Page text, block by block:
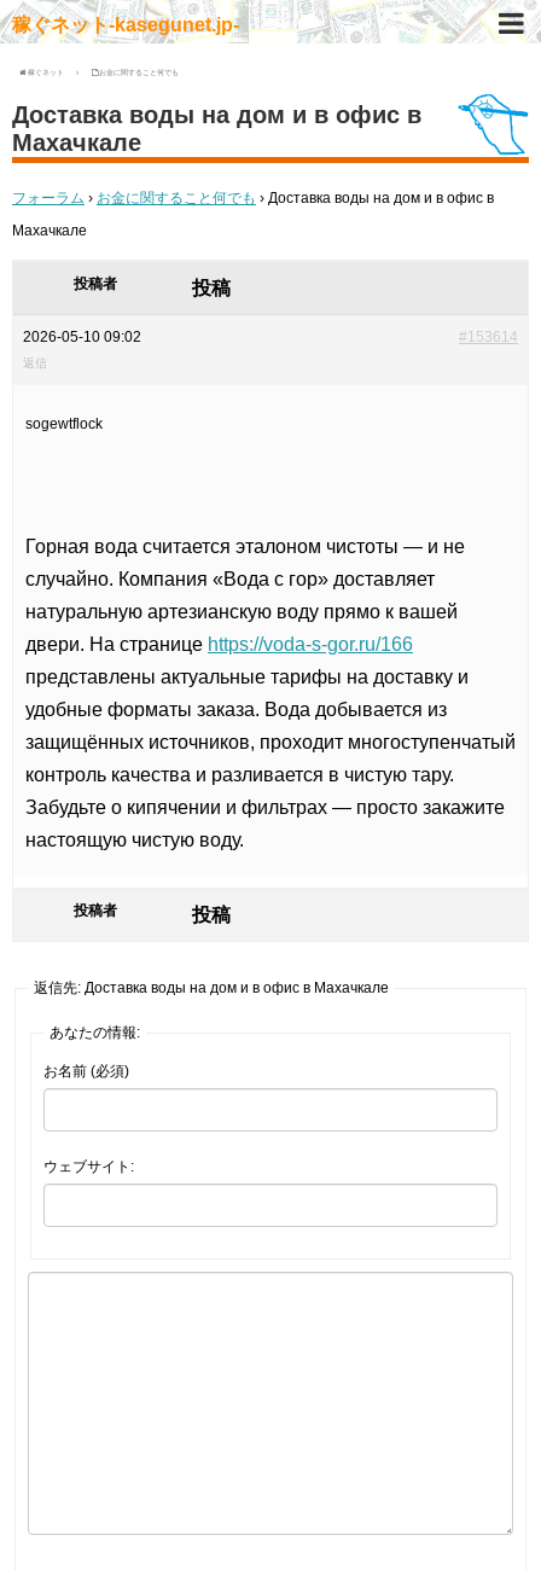
稼ぐネット-kasegunet.jp-
稼ぐネット お金に関すること何でも
Доставка воды на дом и в офис в
Махачкале
フォーラム › お金に関すること何でも › Доставка воды на дом и в офис в
Махачкале
投稿者 投稿
2026-05-10 09:02 #153614
返信
sogewtflock
Горная вода считается эталоном чистоты — и не
случайно. Компания «Вода с гор» доставляет
натуральную артезианскую воду прямо к вашей
двери. На странице https://voda-s-gor.ru/166
представлены актуальные тарифы на доставку и
удобные форматы заказа. Вода добывается из
защищённых источников, проходит многоступенчатый
контроль качества и разливается в чистую тару.
Забудьте о кипячении и фильтрах — просто закажите
настоящую чистую воду.
投稿者 投稿
返信先: Доставка воды на дом и в офис в Махачкале
あなたの情報:
お名前 (必須)
ウェブサイト: